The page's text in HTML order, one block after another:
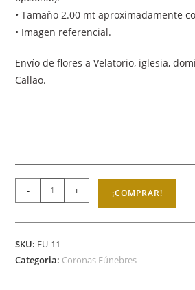
• Tamaño 2.00 mt aproximadamente
• Imagen referencial.
Envío de flores a Velatorio, iglesia,
Callao.
- + ¡COMPRAR!
SKU: FU-11
Categoria: Coronas Fúnebres